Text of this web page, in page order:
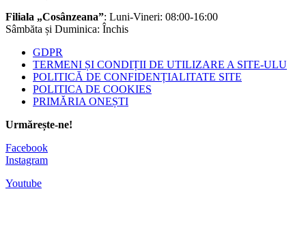
Filiala „Cosânzeana”: Luni-Vineri: 08:00-16:00
Sâmbăta și Duminica: Închis
GDPR
TERMENI ȘI CONDIȚII DE UTILIZARE A SITE-ULU
POLITICĂ DE CONFIDENȚIALITATE SITE
POLITICA DE COOKIES
PRIMĂRIA ONEȘTI
Urmărește-ne!
Facebook
Instagram
Youtube